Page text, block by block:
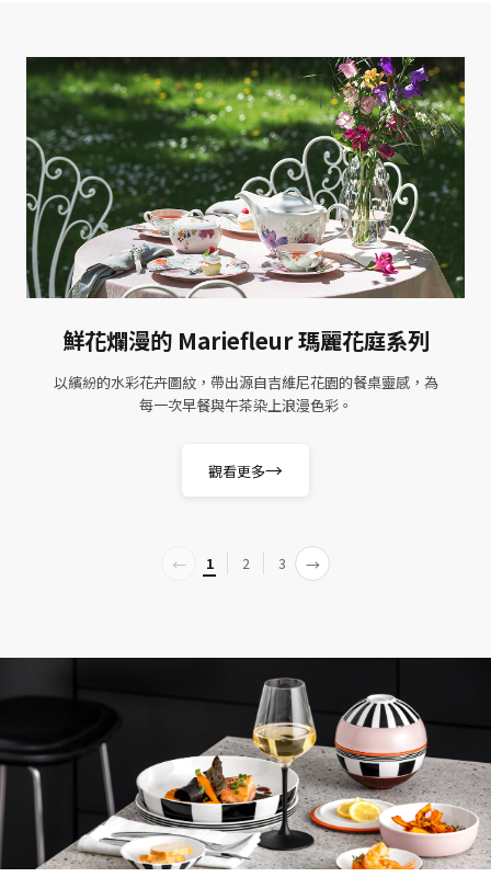
鮮花爛漫的 Mariefleur 瑪麗花庭系列
以繽紛的水彩花卉圖紋，帶出源自吉維尼花園的餐桌靈感，為
每一次早餐與午茶染上浪漫色彩。
觀看更多→
← 1 2 3 →